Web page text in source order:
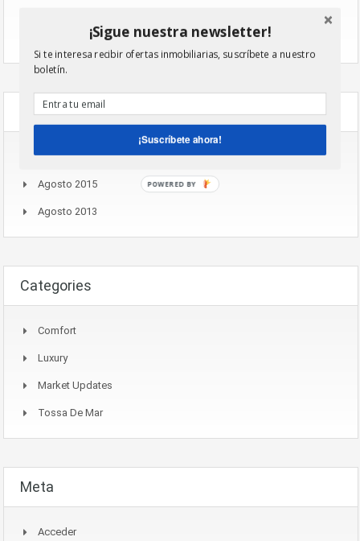
Archives
Noviembre 2016
Agosto 2015
Agosto 2013
Categories
Comfort
Luxury
Market Updates
Tossa De Mar
Meta
Acceder
¡Sigue nuestra newsletter!
Si te interesa recibir ofertas inmobiliarias, suscríbete a nuestro
boletín.
¡Suscríbete ahora!
POWERED BY